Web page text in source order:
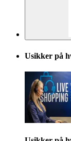
Usikker på